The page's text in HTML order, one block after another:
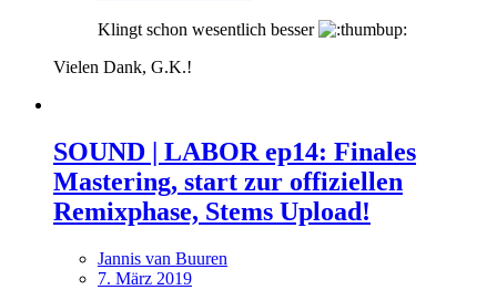
Klingt schon wesentlich besser
Vielen Dank, G.K.!
SOUND | LABOR ep14: Finales
Mastering, start zur offiziellen
Remixphase, Stems Upload!
Jannis van Buuren
7. März 2019